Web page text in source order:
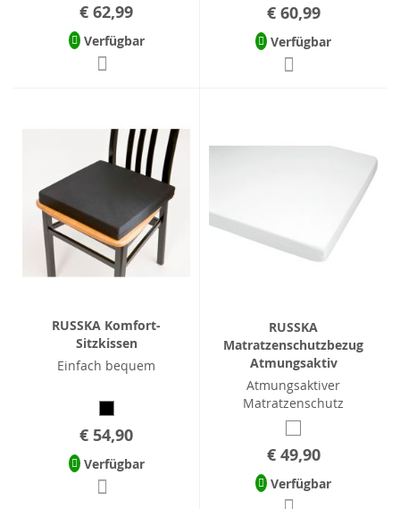
€ 62,99
Verfügbar
€ 60,99
Verfügbar
RUSSKA Komfort-
Sitzkissen
Einfach bequem
€ 54,90
Verfügbar
RUSSKA
Matratzenschutzbezug
Atmungsaktiv
Atmungsaktiver
Matratzenschutz
€ 49,90
Verfügbar